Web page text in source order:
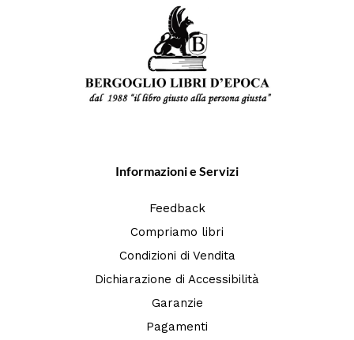
Informazioni e Servizi
Feedback
Compriamo libri
Condizioni di Vendita
Dichiarazione di Accessibilità
Garanzie
Pagamenti